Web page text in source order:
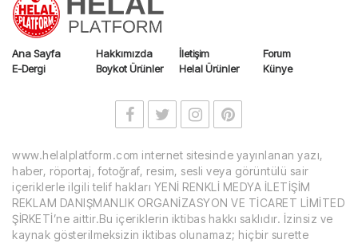
Ana Sayfa Hakkımızda İletişim
Forum
E-Dergi
Boykot Ürünler Helal Ürünler Künye
www.helalplatform.com internet sitesinde yayınlanan yazı,
haber, röportaj, fotoğraf, resim, sesli veya görüntülü sair
içeriklerle ilgili telif hakları YENİ RENKLİ MEDYA İLETİŞİM
REKLAM DANIŞMANLIK ORGANİZASYON VE TİCARET LİMİTED
ŞİRKETİ’ne aittir.Bu içeriklerin iktibas hakkı saklıdır. İzinsiz ve
kaynak gösterilmeksizin iktibas olunamaz; hiçbir surette